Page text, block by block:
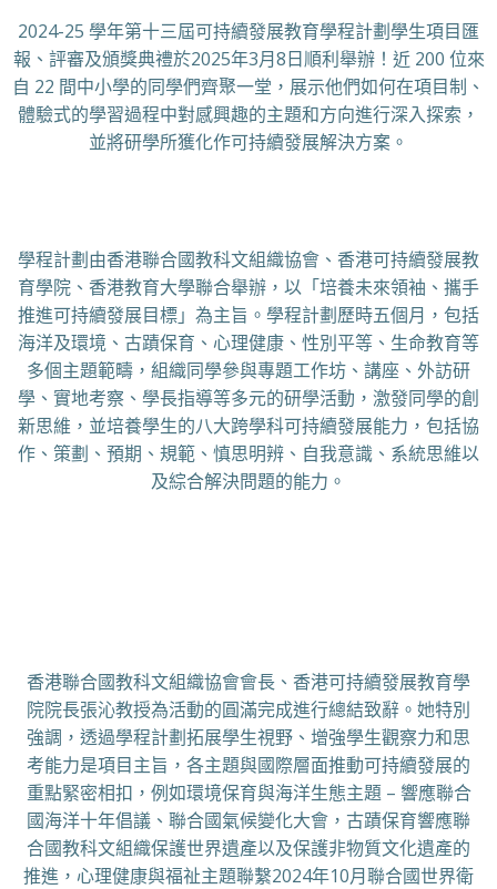
2024-25 學年第十三屆可持續發展教育學程計劃學生項目匯
報、評審及頒獎典禮於2025年3月8日順利舉辦！近 200 位來
自 22 間中小學的同學們齊聚一堂，展示他們如何在項目制、
體驗式的學習過程中對感興趣的主題和方向進行深入探索，
並將研學所獲化作可持續發展解決方案。
學程計劃由香港聯合國教科文組織協會、香港可持續發展教
育學院、香港教育大學聯合舉辦，以「培養未來領袖、攜手
推進可持續發展目標」為主旨。學程計劃歷時五個月，包括
海洋及環境、古蹟保育、心理健康、性別平等、生命教育等
多個主題範疇，組織同學參與專題工作坊、講座、外訪研
學、實地考察、學長指導等多元的研學活動，激發同學的創
新思維，並培養學生的八大跨學科可持續發展能力，包括協
作、策劃、預期、規範、慎思明辨、自我意識、系統思維以
及綜合解決問題的能力。
香港聯合國教科文組織協會會長、香港可持續發展教育學
院院長張沁教授為活動的圓滿完成進行總結致辭。她特別
強調，透過學程計劃拓展學生視野、增強學生觀察力和思
考能力是項目主旨，各主題與國際層面推動可持續發展的
重點緊密相扣，例如環境保育與海洋生態主題 – 響應聯合
國海洋十年倡議、聯合國氣候變化大會，古蹟保育響應聯
合國教科文組織保護世界遺產以及保護非物質文化遺產的
推進，心理健康與福祉主題聯繫2024年10月聯合國世界衛